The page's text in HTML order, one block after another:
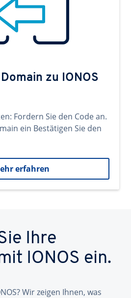
zu IONOS
Fordern Sie den Code an.
ein Bestätigen Sie den
erfahren
Ihre
IONOS ein.
Wir zeigen Ihnen, was